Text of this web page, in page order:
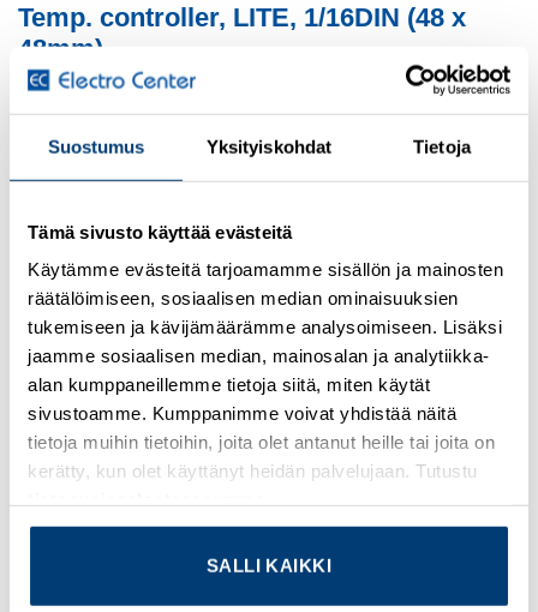
Suostumus Yksityiskohdat Tietoja
Tämä sivusto käyttää evästeitä
Käytämme evästeitä tarjoamamme sisällön ja mainosten
räätälöimiseen, sosiaalisen median ominaisuuksien
tukemiseen ja kävijämäärämme analysoimiseen. Lisäksi
jaamme sosiaalisen median, mainosalan ja analytiikka-
alan kumppaneillemme tietoja siitä, miten käytät
sivustoamme. Kumppanimme voivat yhdistää näitä
tietoja muihin tietoihin, joita olet antanut heille tai joita on
kerätty, kun olet käyttänyt heidän palvelujaan. Tutustu
SALLI KAIKKI
Temp. controller, LITE, 1/16DIN (48 x
48mm)
relay output, ON/OFF or PID Control, Pt100 RTD inp
Kirjaudu sisään nähdäksesi hinnat ja käyttääksesi
verkkokauppaa
Osastot:Omron , Uudet tuotteet
TUTUSTU MYÖS
Add to